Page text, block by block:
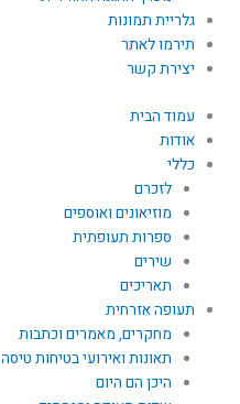
גלריית תמונות
תירמו לאתר
יצירת קשר
עמוד הבית
אודות
כללי
לזכרם
מוזיאונים ואוספים
ספרות תעופתית
שירים
תאריכים
תעופה אזרחית
מחקרים, מאמרים וכתבות
תאונות ואירועי בטיחות טיסה
היכן הם היום